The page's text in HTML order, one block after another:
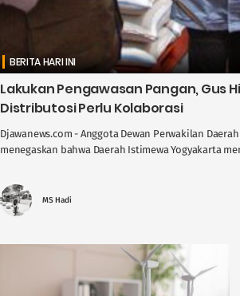
BERITA HARI INI
Lakukan Pengawasan Pangan, Gus
Distributosi Perlu Kolaborasi
Djawanews.com - Anggota Dewan Perwakilan Daerah
menegaskan bahwa Daerah Istimewa Yogyakarta
MS Hadi